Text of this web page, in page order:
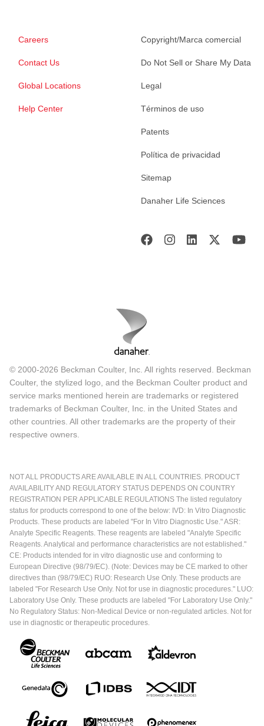
Careers
Contact Us
Global Locations
Help Center
Copyright/Marca comercial
Do Not Sell or Share My Data
Legal
Términos de uso
Patents
Política de privacidad
Sitemap
Danaher Life Sciences
© 2000-2026 Beckman Coulter, Inc. All rights reserved. Beckman
Coulter, the stylized logo, and the Beckman Coulter product and
service marks mentioned herein are trademarks or registered
trademarks of Beckman Coulter, Inc. in the United States and
other countries. All other trademarks are the property of their
respective owners.
NOT ALL PRODUCTS ARE AVAILABLE IN ALL COUNTRIES. PRODUCT
AVAILABILITY AND REGULATORY STATUS DEPENDS ON COUNTRY
REGISTRATION PER APPLICABLE REGULATIONS The listed regulatory
status for products correspond to one of the below: IVD: In Vitro Diagnostic
Products. These products are labeled "For In Vitro Diagnostic Use." ASR:
Analyte Specific Reagents. These reagents are labeled "Analyte Specific
Reagents. Analytical and performance characteristics are not established."
CE: Products intended for in vitro diagnostic use and conforming to
European Directive (98/79/EC). (Note: Devices may be CE marked to other
directives than (98/79/EC) RUO: Research Use Only. These products are
labeled "For Research Use Only. Not for use in diagnostic procedures." LUO:
Laboratory Use Only. These products are labeled "For Laboratory Use Only."
No Regulatory Status: Non-Medical Device or non-regulated articles. Not for
use in diagnostic or therapeutic procedures.